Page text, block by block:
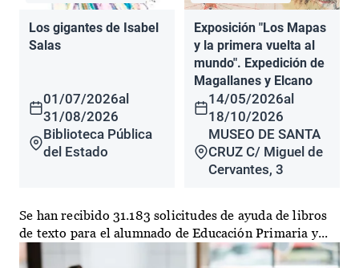
Los gigantes de Isabel
Salas
01/07/2026al
31/08/2026
Biblioteca Pública
del Estado
Exposición "Los Mapas
y la primera vuelta al
mundo". Expedición de
Magallanes y Elcano
14/05/2026al
18/10/2026
MUSEO DE SANTA
CRUZ C/ Miguel de
Cervantes, 3
Se han recibido 31.183 solicitudes de ayuda de libros
de texto para el alumnado de Educación Primaria y...